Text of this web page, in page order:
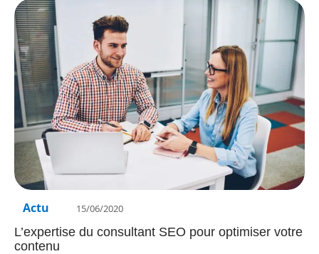
Actu 15/06/2020
L’expertise du consultant SEO pour optimiser votre
contenu